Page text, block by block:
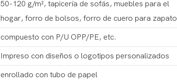
50-120 g/m², tapicería de sofás, muebles para el
hogar, forro de bolsos, forro de cuero para
compuesto con P/U OPP/PE, etc.
Impreso con diseños o logotipos personalizados
enrollado con tubo de papel